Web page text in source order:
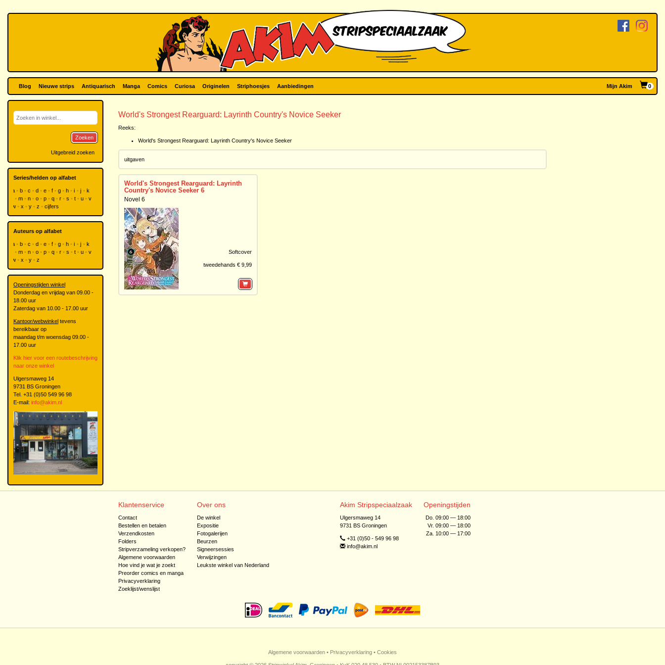
Blog Nieuwe strips Antiquarisch Manga Comics Curiosa Originelen Striphoesjes Aanbiedingen Mijn Akim 0
World's Strongest Rearguard: Layrinth Country's Novice Seeker
Reeks:
World's Strongest Rearguard: Layrinth Country's Novice Seeker
uitgaven
World's Strongest Rearguard: Layrinth
Country's Novice Seeker 6
Novel 6
Softcover
tweedehands € 9,99
Zoeken
Uitgebreid zoeken
Series/helden op alfabet
a b c d e f g h i j
k
m n o p q r s t u
v
w
x y z cijfers
Auteurs op alfabet
a b c d e f g h i j
k
m n o p q r s t u
v
w
x y z
Openingstijden winkel
Donderdag en vrijdag van 09.00 -
18.00 uur
Zaterdag van 10.00 - 17.00 uur
Kantoor/webwinkel tevens
bereikbaar op
maandag t/m woensdag 09.00 -
17.00 uur
Klik hier voor een routebeschrijving
naar onze winkel
Ulgersmaweg 14
9731 BS Groningen
Tel. +31 (0)50 549 96 98
E-mail: info@akim.nl
Klantenservice
Contact
Bestellen en betalen
Verzendkosten
Folders
Stripverzameling verkopen?
Algemene voorwaarden
Hoe vind je wat je zoekt
Preorder comics en manga
Privacyverklaring
Zoeklijst/wenslijst
Over ons
De winkel
Expositie
Fotogalerijen
Beurzen
Signeersessies
Verwijzingen
Leukste winkel van Nederland
Akim Stripspeciaalzaak
Ulgersmaweg 14
9731 BS Groningen
+31 (0)50 - 549 96 98
info@akim.nl
Openingstijden
Do. 09:00 — 18:00
Vr. 09:00 — 18:00
Za. 10:00 — 17:00
Algemene voorwaarden • Privacyverklaring • Cookies